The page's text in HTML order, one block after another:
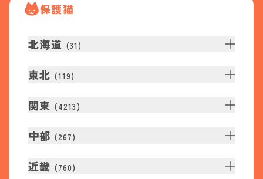
保護猫
北海道 (31 )
東北 (119)
関東 (4213 )
中部 (267)
近畿 (760)